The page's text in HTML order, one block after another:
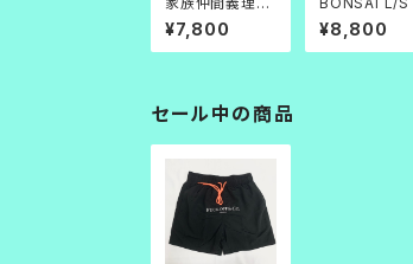
情 L/S 黒×白
¥7,800 ¥8,800
セール中の商品